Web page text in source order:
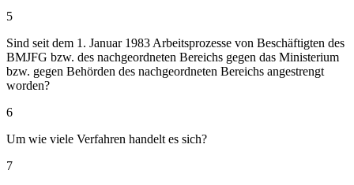
5
Sind seit dem 1. Januar 1983 Arbeitsprozesse von Beschäftigten des
BMJFG bzw. des nachgeordneten Bereichs gegen das Ministerium
bzw. gegen Behörden des nachgeordneten Bereichs angestrengt
worden?
6
Um wie viele Verfahren handelt es sich?
7